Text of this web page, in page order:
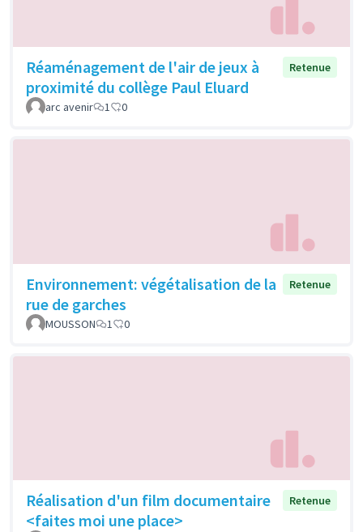
Réaménagement de l'air de jeux à
proximité du collège Paul Eluard
Retenue
arc avenir 1 0
Environnement: végétalisation de la
rue de garches
Retenue
MOUSSON 1 0
Réalisation d'un film documentaire
<faites moi une place>
Retenue